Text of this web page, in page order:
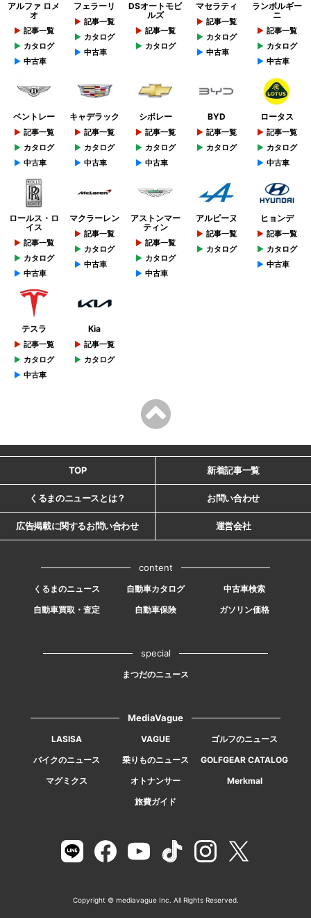
アルファ ロメ
オ
記事一覧
カタログ
中古車
フェラーリ
記事一覧
カタログ
中古車
DSオートモビ
ルズ
記事一覧
カタログ
マセラティ
記事一覧
カタログ
中古車
ランボルギー
ニ
記事一覧
カタログ
中古車
ベントレー
記事一覧
カタログ
中古車
キャデラック
記事一覧
カタログ
中古車
シボレー
記事一覧
カタログ
中古車
BYD
記事一覧
カタログ
ロータス
記事一覧
カタログ
中古車
ロールス・ロ
イス
記事一覧
カタログ
中古車
マクラーレン
記事一覧
カタログ
中古車
アストンマー
ティン
記事一覧
カタログ
中古車
アルピーヌ
記事一覧
カタログ
ヒョンデ
記事一覧
カタログ
中古車
テスラ
記事一覧
カタログ
中古車
Kia
記事一覧
カタログ
TOP 新着記事一覧
くるまのニュースとは？ お問い合わせ
広告掲載に関するお問い合わせ 運営会社
content
くるまのニュース 自動車カタログ
中古車検索
自動車買取・査定
自動車保険 ガソリン価格
special
まつだのニュース
MediaVague
LASISA VAGUE
ゴルフのニュース
バイクのニュース
乗りものニュース
GOLFGEAR CATALOG
マグミクス
オトナンサー
Merkmal
旅費ガイド
Copyright © mediavague Inc. All Rights Reserved.